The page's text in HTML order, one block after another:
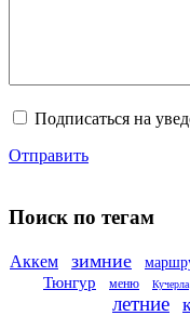
Подписаться на
Отправить
Поиск по тегам
Аккем зимние
Тюнгур меню Кучерла
летние